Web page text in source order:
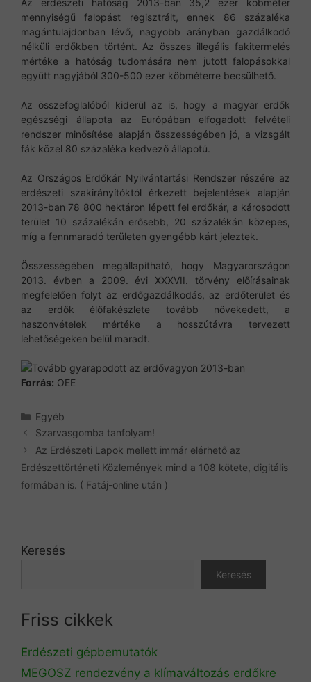
mennyiségű falopást regisztrált, ennek 86 százaléka
magántulajdonban lévő, nagyobb arányban gazdálkodó
nélküli erdőkben történt. Az összes illegális fakitermelés
mértéke a hatóság tudomására nem jutott falopásokkal
együtt nagyjából 300-500 ezer köbméterre becsülhető.
Az összefoglalóból kiderül az is, hogy a magyar erdők
egészségi állapota az Európában elfogadott felvételi
rendszer minősítése alapján összességében jó, a vizsgált
fák közel 80 százaléka kedvező állapotú.
Az Országos Erdőkár Nyilvántartási Rendszer részére az
erdészeti szakirányítóktól érkezett bejelentések alapján
2013-ban 78 800 hektáron lépett fel erdőkár, a károsodott
terület 10 százalékán erősebb, 20 százalékán közepes,
míg a fennmaradó területen gyengébb kárt jeleztek.
Összességében megállapítható, hogy Magyarországon
2013. évben a 2009. évi XXXVII. törvény előírásainak
megfelelően folyt az erdőgazdálkodás, az erdőterület és
az erdők élőfakészlete tovább növekedett, a
haszonvételek mértéke a hosszútávra tervezett
lehetőségeken belül maradt.
Forrás: OEE
Kategória
Egyéb
Szarvasgomba tanfolyam!
Az Erdészeti Lapok mellett immár elérhető az
Erdészettörténeti Közlemények mind a 108 kötete, digitális
formában is. ( Fatáj-online után )
Keresés
Keresés
Friss cikkek
Erdészeti gépbemutatók
MEGOSZ rendezvény a klímaváltozás erdőkre